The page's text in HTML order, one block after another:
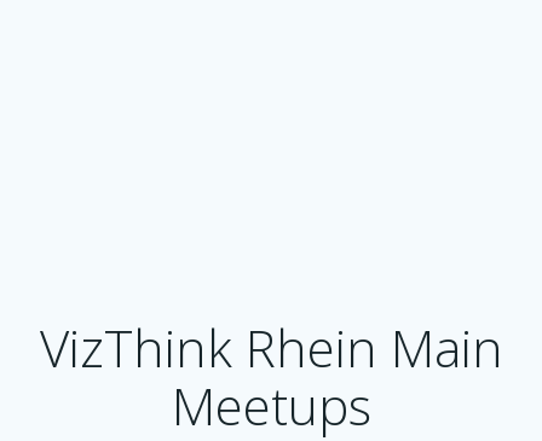
VizThink Rhein Main
Meetups